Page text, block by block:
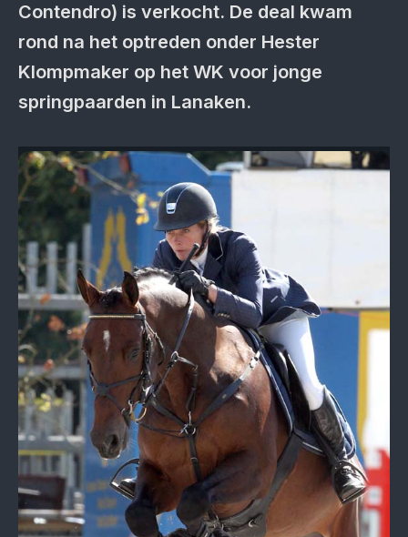
Contendro) is verkocht. De deal kwam
rond na het optreden onder Hester
Klompmaker op het WK voor jonge
springpaarden in Lanaken.